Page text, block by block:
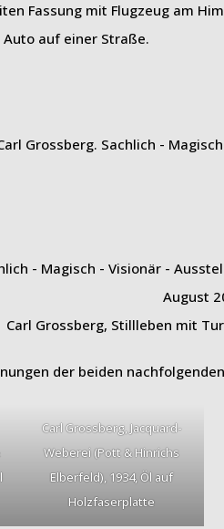
Fassung mit Flugzeug am
Auto auf einer Straße.
Carl Grossberg, Stillleben mit
der beiden
Carl Grossberg, Jacquard-
Weberei (Pott & Hinrichs
Elberfeld), 1934, Öl auf
Holzfaserplatte